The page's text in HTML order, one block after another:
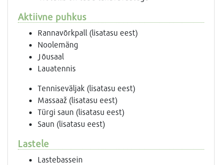
Aktiivne puhkus
Rannavõrkpall (lisatasu eest)
Noolemäng
Jõusaal
Lauatennis
Tenniseväljak (lisatasu eest)
Massaaž (lisatasu eest)
Türgi saun (lisatasu eest)
Saun (lisatasu eest)
Lastele
Lastebassein